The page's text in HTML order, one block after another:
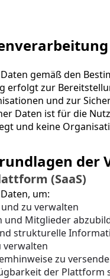
gemäß den
erfolgt zur
und zur
Daten ist für die
und keine
der
(SaaS)
um:
zu verwalten
und Mitglieder
strukturelle
verwalten
zu
der Plattform